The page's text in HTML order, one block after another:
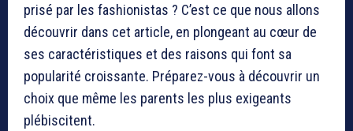
prisé par les fashionistas ? C’est ce que nous allons
découvrir dans cet article, en plongeant au cœur de
ses caractéristiques et des raisons qui font sa
popularité croissante. Préparez-vous à découvrir un
choix que même les parents les plus exigeants
plébiscitent.